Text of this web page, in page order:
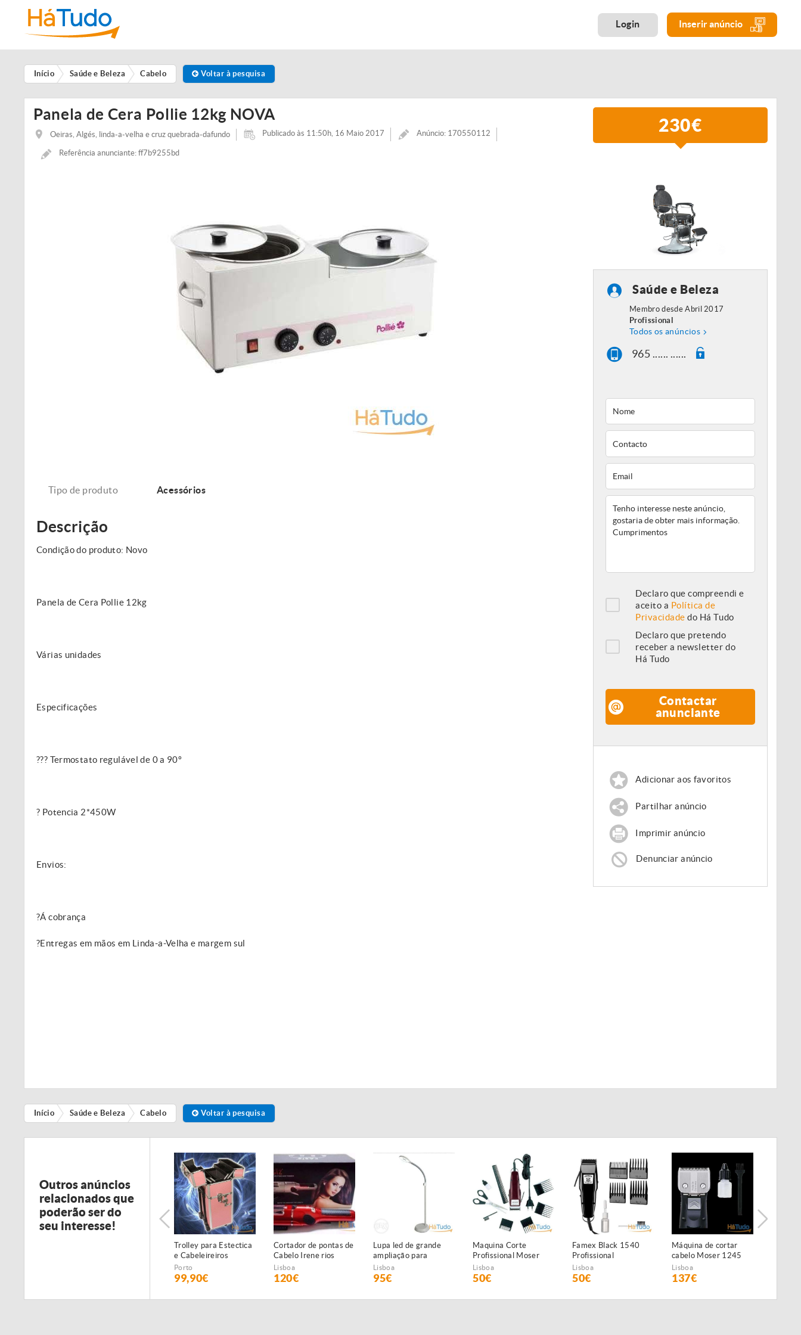
Login Inserir anúncio
Início Saúde e Beleza Cabelo Voltar à pesquisa
Panela de Cera Pollie 12kg NOVA
Oeiras, Algés, linda-a-velha e cruz quebrada-dafundo Publicado às 11:50h, 16 Maio 2017 Anúncio: 170550112
Referência anunciante: ff7b9255bd
230€
Tipo de produto Acessórios
Descrição
Condição do produto: Novo
Panela de Cera Pollie 12kg
Várias unidades
Especificações
??? Termostato regulável de 0 a 90º
? Potencia 2*450W
Envios:
?Á cobrança
?Entregas em mãos em Linda-a-Velha e margem sul
Saúde e Beleza
Membro desde Abril 2017
Profissional
Todos os anúncios
965 ...... ......
Declaro que compreendi e
aceito a Política de
Privacidade do Há Tudo
Declaro que pretendo
receber a newsletter do
Há Tudo
Contactar
anunciante
Adicionar aos favoritos
Partilhar anúncio
Imprimir anúncio
Denunciar anúncio
Início Saúde e Beleza Cabelo Voltar à pesquisa
Outros anúncios
relacionados que
poderão ser do
seu interesse!
Trolley para Estectica
e Cabeleireiros
Porto
99,90€
Cortador de pontas de
Cabelo Irene rios
NOVAS
Lisboa
120€
Lupa led de grande
ampliação para
estética NOVA
Lisboa
95€
Maquina Corte
Profissional Moser
1400 NOVA
Lisboa
50€
Famex Black 1540
Profissional
Lisboa
50€
Máquina de cortar
cabelo Moser 1245
Class 45 NOVA
Lisboa
137€